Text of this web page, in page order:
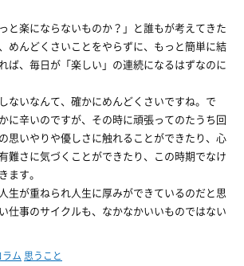
と楽にならないものか？」と誰もが考えてきた
めんどくさいことをやらずに、もっと簡単に結
ば、毎日が「楽しい」の連続になるはずなのに
ないなんて、確かにめんどくさいですね。で
に辛いのですが、その時に頑張ってのたうち回
思いやりや優しさに触れることができたり、心
難さに気づくことができたり、この時期でなけ
ます。
生が重ねられ人生に厚みができているのだと思
仕事のサイクルも、なかなかいいものではない
ラム 思うこと